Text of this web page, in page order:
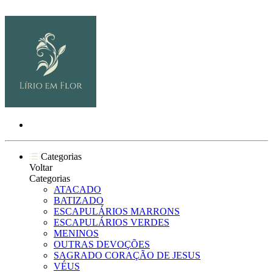
Categorias
Voltar
Categorias
ATACADO
BATIZADO
ESCAPULÁRIOS MARRONS
ESCAPULÁRIOS VERDES
MENINOS
OUTRAS DEVOÇÕES
SAGRADO CORAÇÃO DE JESUS
VÉUS